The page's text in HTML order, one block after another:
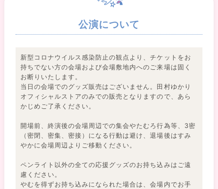
公演について
新型コロナウイルス感染防止の観点より、チケットをお
持ちでない方の会場および会場敷地内へのご来場は固く
お断りいたします。
当日の会場でのグッズ販売はございません。田村ゆかり
オフィシャルストアのみでの販売となりますので、あら
かじめご了承ください。
開場前、終演後の会場周辺での集会やたむろ行為等、3密
（密閉、密集、密接）になる行動は避け、退場後はすみ
やかに会場周辺よりご移動ください。
ペンライト以外の全ての応援グッズのお持ち込みはご遠
慮ください。
やむを得ずお持ち込みになられた場合は、会場内でお手